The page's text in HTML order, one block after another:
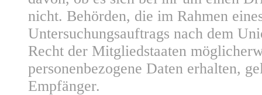
nicht. Behörden, die im Rahmen
Untersuchungsauftrags nach dem
Recht der Mitgliedstaaten
personenbezogene Daten erhalten,
Empfänger.